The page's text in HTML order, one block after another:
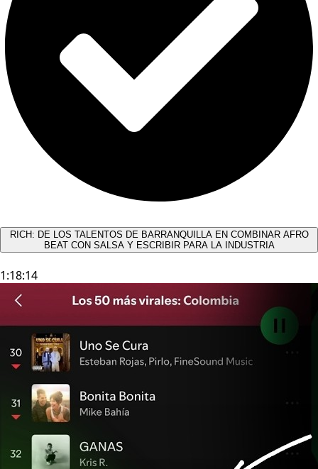
RICH: DE LOS TALENTOS DE BARRANQUILLA EN COMBINAR AFRO
BEAT CON SALSA Y ESCRIBIR PARA LA INDUSTRIA
1:18:14